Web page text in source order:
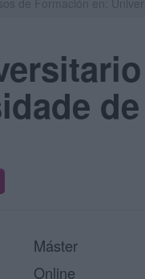
Máster
Online